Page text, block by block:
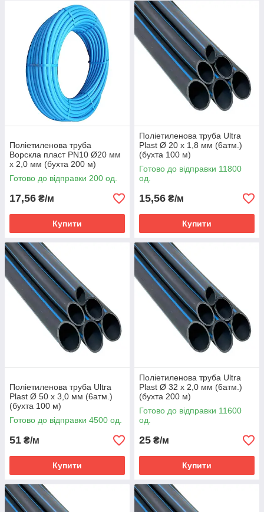
Трійники з зовнішньою різьбою ITAL ПЕ
Кутники 90° ITAL ПЕ
Кутники 90° із зовнішньою різьбою ITAL ПЕ
Кутники 90° з внутрішньою різьбою ITAL ПЕ
Фланець приєднувальний ITAL ПЕ
Сідла затискні ITAL ПЕ
Кульові крани ITAL ПЕ
Комплектуюче ITAL ПЕ
Поліетиленова труба
Ворскла пласт PN10 Ø20 мм
x 2,0 мм (бухта 200 м)
Готово до відправки 200 од.
17,56 ₴/м
Купити
Поліетиленова труба Ultra
Plast Ø 20 х 1,8 мм (6атм.)
(бухта 100 м)
Готово до відправки 11800
од.
15,56 ₴/м
Купити
Поліетиленова труба Ultra
Plast Ø 50 х 3,0 мм (6атм.)
(бухта 100 м)
Готово до відправки 4500 од.
51 ₴/м
Купити
Поліетиленова труба Ultra
Plast Ø 32 х 2,0 мм (6атм.)
(бухта 200 м)
Готово до відправки 11600
од.
25 ₴/м
Купити